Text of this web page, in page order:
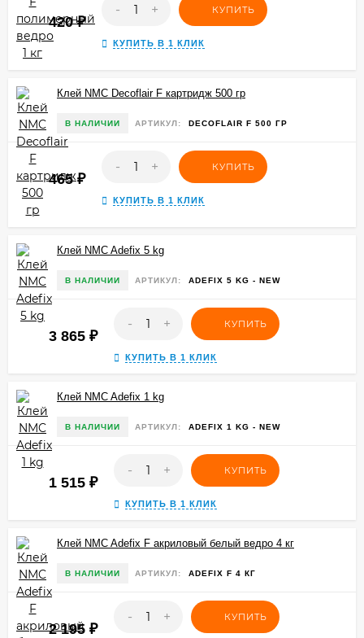
420₽
- + КУПИТЬ
КУПИТЬ В 1 КЛИК
Клей NMC Decoflair F картридж 500 гр
В НАЛИЧИИ АРТИКУЛ: DECOFLAIR F 500 ГР
465₽
- + КУПИТЬ
КУПИТЬ В 1 КЛИК
Клей NMC Adefix 5 kg
В НАЛИЧИИ АРТИКУЛ: ADEFIX 5 KG - NEW
3 865 ₽
- + КУПИТЬ
КУПИТЬ В 1 КЛИК
Клей NMC Adefix 1 kg
В НАЛИЧИИ АРТИКУЛ: ADEFIX 1 KG - NEW
1 515 ₽
- + КУПИТЬ
КУПИТЬ В 1 КЛИК
Клей NMC Adefix F акриловый белый ведро 4 кг
В НАЛИЧИИ АРТИКУЛ: ADEFIX F 4 КГ
2 195 ₽
- + КУПИТЬ